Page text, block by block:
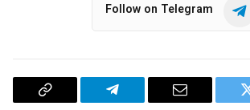
Follow on Telegram
Twitter
Email
Telegram
Copy